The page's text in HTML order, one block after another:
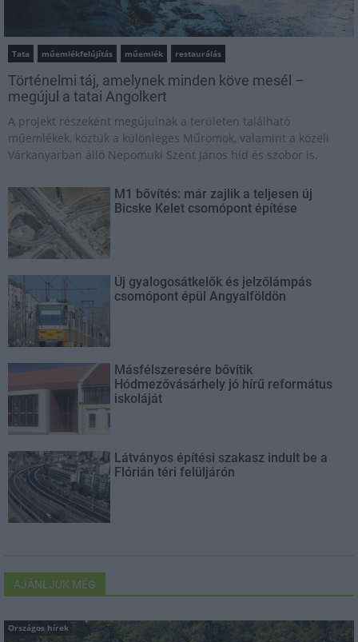
Tata műemlékfelújítás műemlék restaurálás
Történelmi táj, amelynek minden köve mesél –
megújul a tatai Angolkert
A projekt részeként megújulnak a területen található
műemlékek, köztük a különleges Műromok, valamint a közeli
Várkanyarban álló Nepomuki Szent János híd és szobor is.
M1 bővítés: már zajlik a teljesen új
Bicske Kelet csomópont építése
Új gyalogosátkelők és jelzőlámpás
csomópont épül Angyalföldön
Másfélszeresére bővítik
Hódmezővásárhely jó hírű református
iskoláját
Látványos építési szakasz indult be a
Flórián téri felüljárón
AJÁNLJUK MÉG
Országos hírek